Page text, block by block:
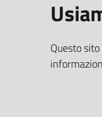
SEGUICI SU
Questo